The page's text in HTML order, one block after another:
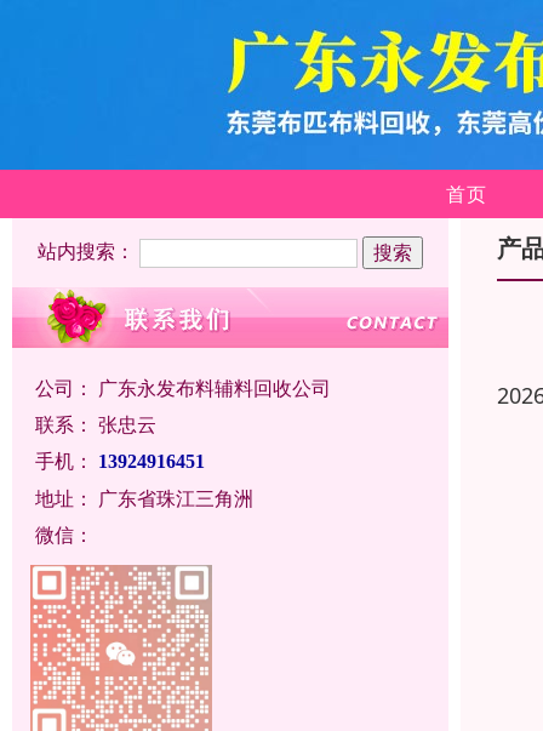
首页
站内搜索：
公司： 广东永发布料辅料回收公司
联系： 张忠云
手机：
13924916451
地址： 广东省珠江三角洲
微信：
产